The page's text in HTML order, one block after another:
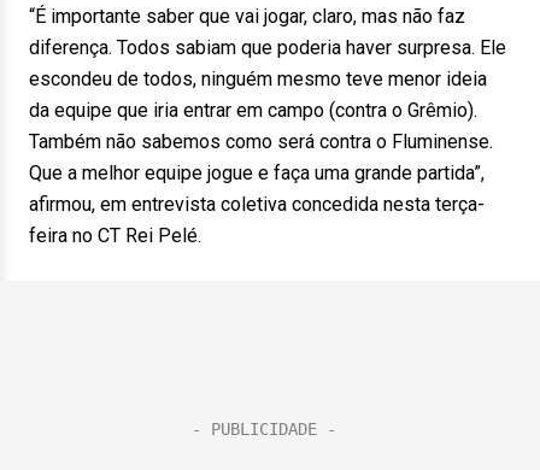
“É importante saber que vai jogar, claro, mas não faz
diferença. Todos sabiam que poderia haver surpresa. Ele
escondeu de todos, ninguém mesmo teve menor ideia
da equipe que iria entrar em campo (contra o Grêmio).
Também não sabemos como será contra o Fluminense.
Que a melhor equipe jogue e faça uma grande partida”,
afirmou, em entrevista coletiva concedida nesta terça-
feira no CT Rei Pelé.